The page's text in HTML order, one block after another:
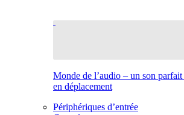
Monde de l’audio – un son
en déplacement
Périphériques d’entrée